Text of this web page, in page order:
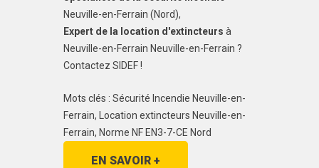
Neuville-en-Ferrain (Nord),
Expert de la location d'extincteurs à
Neuville-en-Ferrain Neuville-en-Ferrain ?
Contactez SIDEF !
Mots clés : Sécurité Incendie Neuville-en-
Ferrain, Location extincteurs Neuville-en-
Ferrain, Norme NF EN3-7-CE Nord
EN SAVOIR +